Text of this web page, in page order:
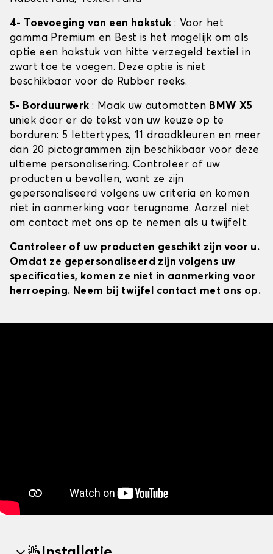
4- Toevoeging van een hakstuk : Voor het
gamma Premium en Best is het mogelijk om als
optie een hakstuk van hitte verzegeld textiel in
zwart toe te voegen. Deze optie is niet
beschikbaar voor de Rubber reeks.
5- Borduurwerk : Maak uw automatten BMW X5
uniek door er de tekst van uw keuze op te
borduren: 5 lettertypes, 11 draadkleuren en meer
dan 20 pictogrammen zijn beschikbaar voor deze
ultieme personalisering. Controleer of uw
producten u bevallen, want ze zijn
gepersonaliseerd volgens uw criteria en komen
niet in aanmerking voor terugname. Aarzel niet
om contact met ons op te nemen als u twijfelt.
Controleer of uw producten geschikt zijn voor u.
Omdat ze gepersonaliseerd zijn volgens uw
specificaties, komen ze niet in aanmerking voor
herroeping. Neem bij twijfel contact met ons op.